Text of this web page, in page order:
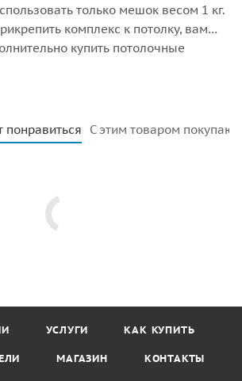
только мешок весом 1 кг.
комплекс к потолку, вам
купить потолочные
С этим товаром покупают
УСЛУГИ КАК КУПИТЬ
МАГАЗИН КОНТАКТЫ